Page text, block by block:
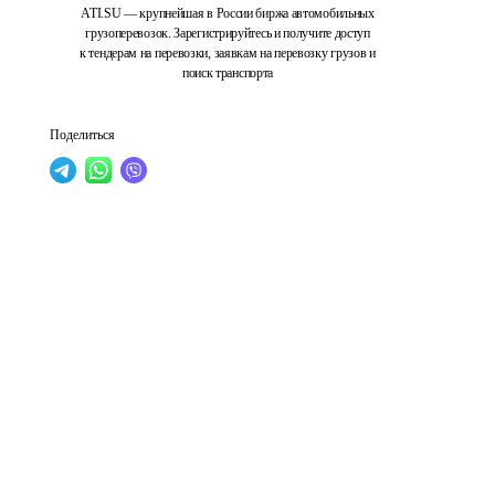
ATI.SU — крупнейшая в России биржа автомобильных
грузоперевозок. Зарегистрируйтесь и получите доступ
к тендерам на перевозки, заявкам на перевозку грузов и
поиск транспорта
Поделиться